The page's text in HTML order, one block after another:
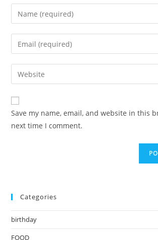
Enter
your
name
comment
Enter
your
email
address
comment
Enter
your
website
URL
(optional)
Save my name, email, and website in this
next time I comment.
Categories
birthday
FOOD